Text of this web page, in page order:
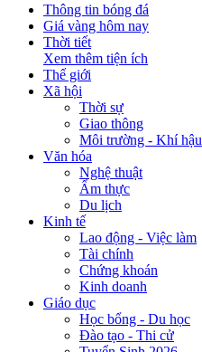
Thông tin bóng đá
Giá vàng hôm nay
Thời tiết
Xem thêm tiện ích
Thế giới
Xã hội
Thời sự
Giao thông
Môi trường - Khí hậu
Văn hóa
Nghệ thuật
Ẩm thực
Du lịch
Kinh tế
Lao động - Việc làm
Tài chính
Chứng khoán
Kinh doanh
Giáo dục
Học bổng - Du học
Đào tạo - Thi cử